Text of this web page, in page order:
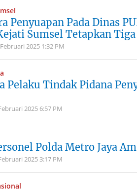
Penyuapan Pada Dinas
Sumsel Tetapkan
2025 1:32 PM
Pelaku Tindak Pidana
2025 6:57 PM
Polda Metro Jaya
20253:17 PM